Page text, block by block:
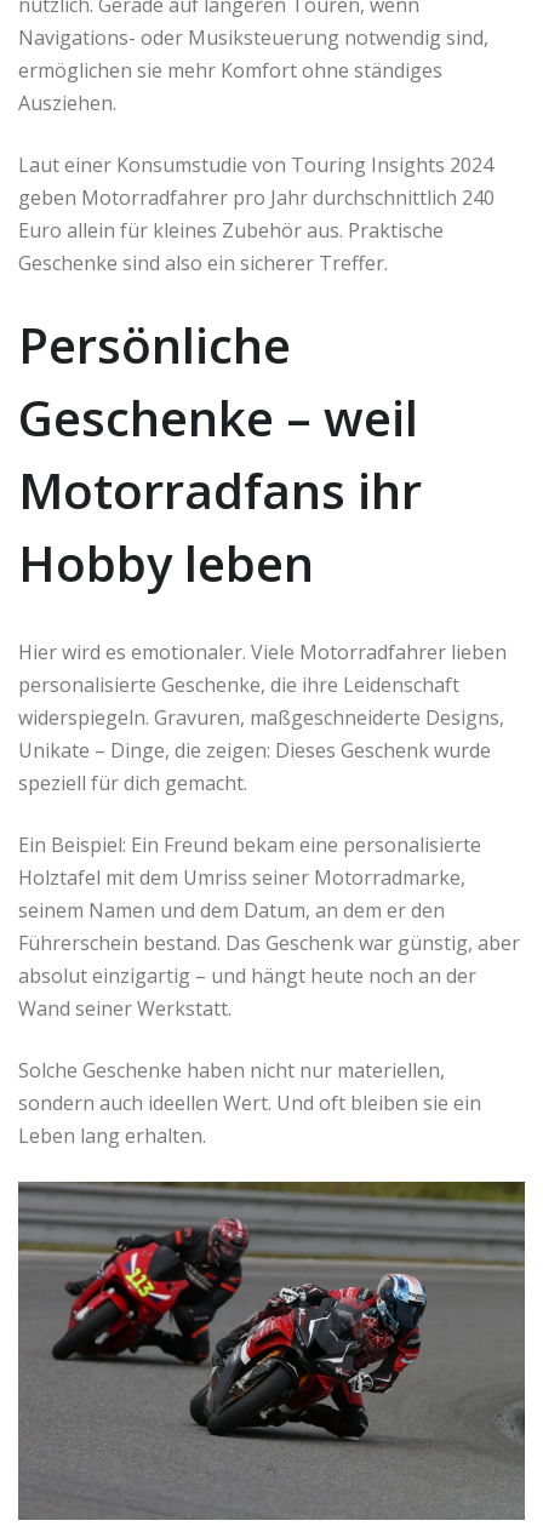
Navigations- oder Musiksteuerung notwendig sind,
ermöglichen sie mehr Komfort ohne ständiges
Ausziehen.
Laut einer Konsumstudie von Touring Insights 2024
geben Motorradfahrer pro Jahr durchschnittlich 240
Euro allein für kleines Zubehör aus. Praktische
Geschenke sind also ein sicherer Treffer.
Persönliche
Geschenke – weil
Motorradfans ihr
Hobby leben
Hier wird es emotionaler. Viele Motorradfahrer lieben
personalisierte Geschenke, die ihre Leidenschaft
widerspiegeln. Gravuren, maßgeschneiderte Designs,
Unikate – Dinge, die zeigen: Dieses Geschenk wurde
speziell für dich gemacht.
Ein Beispiel: Ein Freund bekam eine personalisierte
Holztafel mit dem Umriss seiner Motorradmarke,
seinem Namen und dem Datum, an dem er den
Führerschein bestand. Das Geschenk war günstig, aber
absolut einzigartig – und hängt heute noch an der
Wand seiner Werkstatt.
Solche Geschenke haben nicht nur materiellen,
sondern auch ideellen Wert. Und oft bleiben sie ein
Leben lang erhalten.